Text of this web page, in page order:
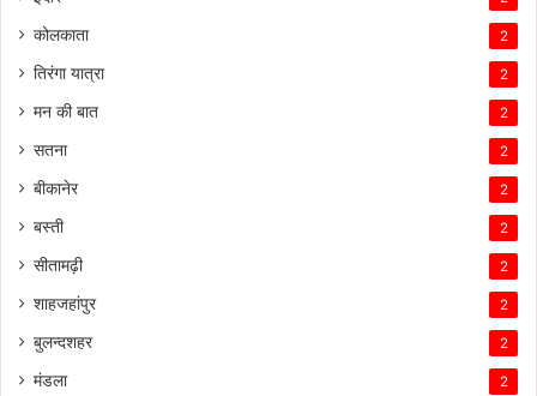
कोलकाता 2
तिरंगा यात्रा 2
मन की बात 2
सतना 2
बीकानेर 2
बस्ती 2
सीतामढ़ी 2
शाहजहांपुर 2
बुलन्दशहर 2
मंडला 2